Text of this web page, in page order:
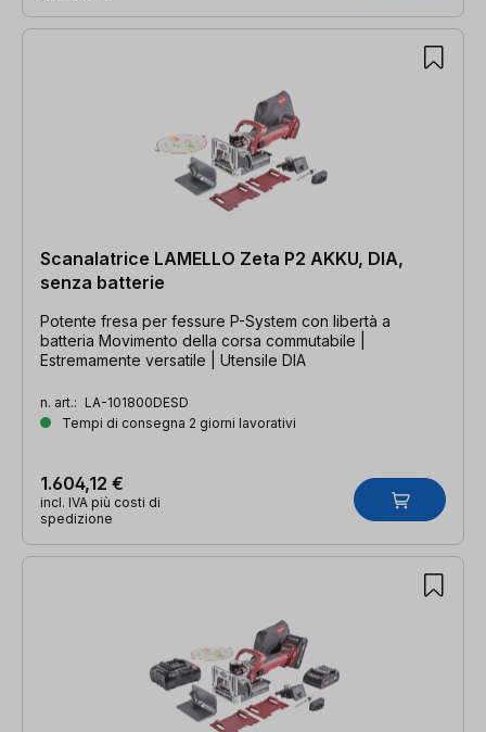
Scanalatrice LAMELLO Zeta P2 AKKU, DIA,
senza batterie
Potente fresa per fessure P-System con libertà a
batteria Movimento della corsa commutabile |
Estremamente versatile | Utensile DIA
n. art.: LA-101800DESD
Tempi di consegna 2 giorni lavorativi
1.604,12 €
incl. IVA più costi di
spedizione